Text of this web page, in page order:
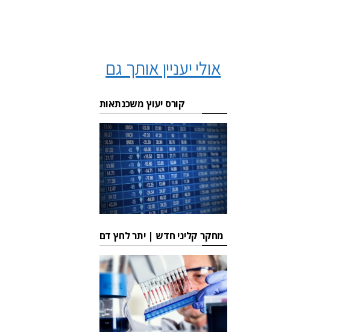
אולי יעניין אותך גם
קורס יעוץ משכנתאות
מחקר קליני חדש | יתר לחץ דם